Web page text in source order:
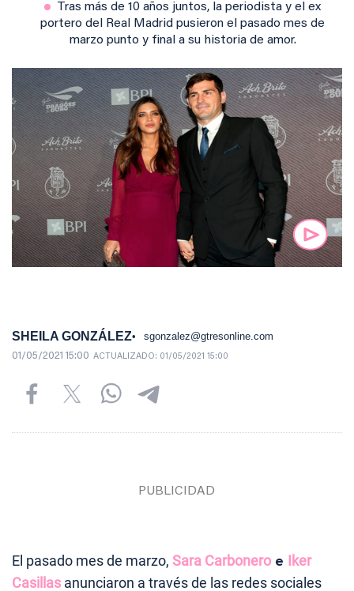
Tras más de 10 años juntos, la periodista y el ex
portero del Real Madrid pusieron el pasado mes de
marzo punto y final a su historia de amor.
SHEILA GONZÁLEZ sgonzalez@gtresonline.com
01/05/2021 15:00 ACTUALIZADO: 01/05/2021 15:00
El pasado mes de marzo, Sara Carbonero e Iker
Casillas anunciaron a través de las redes sociales